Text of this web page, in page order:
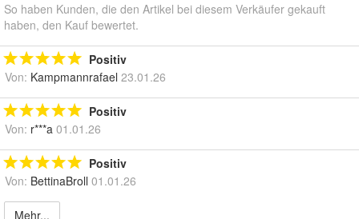
So haben Kunden, die den Artikel bei diesem Verkäufer gekauft
haben, den Kauf bewertet.
Positiv
Von: Kampmannrafael 23.01.26
Positiv
Von: r***a 01.01.26
Positiv
Von: BettinaBroll 01.01.26
Mehr...